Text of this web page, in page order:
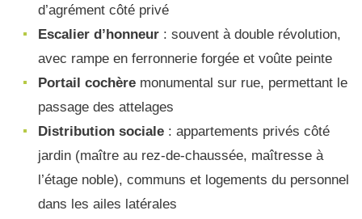
d’agrément côté privé
Escalier d’honneur : souvent à double révolution,
avec rampe en ferronnerie forgée et voûte peinte
Portail cochère monumental sur rue, permettant le
passage des attelages
Distribution sociale : appartements privés côté
jardin (maître au rez-de-chaussée, maîtresse à
l’étage noble), communs et logements du personnel
dans les ailes latérales